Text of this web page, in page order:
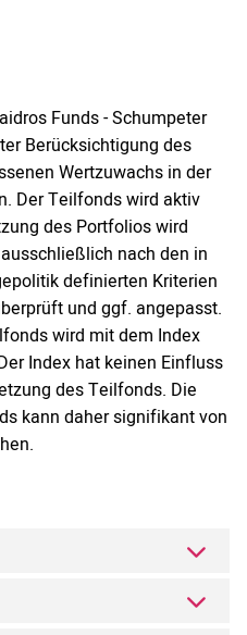
Funds - Schumpeter
Berücksichtigung des
Wertzuwachs in der
Der Teilfonds wird aktiv
des Portfolios wird
nach den in
definierten Kriterien
und ggf. angepasst.
wird mit dem Index
Index hat keinen Einfluss
des Teilfonds. Die
kann daher signifikant von